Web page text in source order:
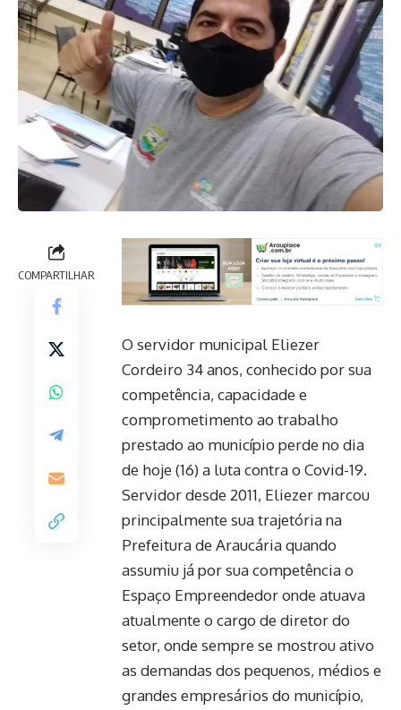
COMPARTILHAR
O servidor municipal Eliezer
Cordeiro 34 anos, conhecido por sua
competência, capacidade e
comprometimento ao trabalho
prestado ao município perde no dia
de hoje (16) a luta contra o Covid-19.
Servidor desde 2011, Eliezer marcou
principalmente sua trajetória na
Prefeitura de Araucária quando
assumiu já por sua competência o
Espaço Empreendedor onde atuava
atualmente o cargo de diretor do
setor, onde sempre se mostrou ativo
as demandas dos pequenos, médios e
grandes empresários do município,